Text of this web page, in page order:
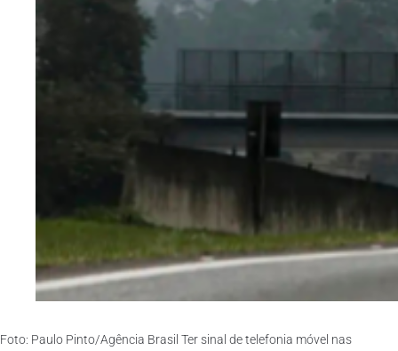
Foto: Paulo Pinto/Agência Brasil Ter sinal de telefonia móvel nas